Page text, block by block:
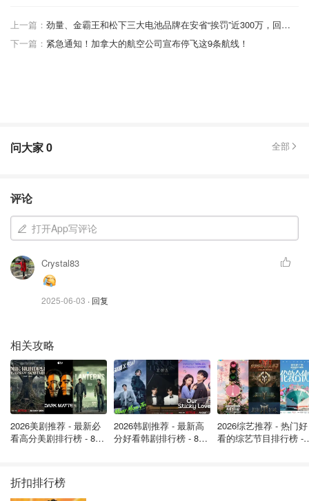
带。”作为补偿，航空公司送了一套“适合3至6岁儿童的玩
具”。
在英国，给五岁以下的儿童饮酒是违法的。在中国香港，18
而这次事件中，
质，也没有启动更专业的医疗支援系统（比如MedLink），
反倒着急开报告结案。这还没完，家属说，有空服员甚至在
事后说：“你小孩那么大只，没事的啦。”
这种话，听了能不火？
声！
他们现在要的不只是道歉，而是彻底的问责和改变。以下是
他们对国泰航空提出的五大问题：
为什么会把白酒当水给孩子？有没有餐前敏感成分提醒
机制？有没有儿童专属餐具？
是怎么回事？
上一篇：
劲量、金霸王和松下三大电池品牌在安省“挨罚”近300万，回收目标没达标惹争议！
下一篇： 紧急通知！加拿大的航空公司宣布停飞这9条航线！
问大家0 全部
评论
打开App写评论
Crystal83
2025-06-03 · 回复
相关攻略
2026美剧推荐 - 最新必
看高分美剧排行榜 - 8月
2026韩剧推荐 - 最新高
分好看韩剧排行榜 - 8月
2026综艺推荐 - 热门好
看的综艺节目排行榜 -
折扣排行榜